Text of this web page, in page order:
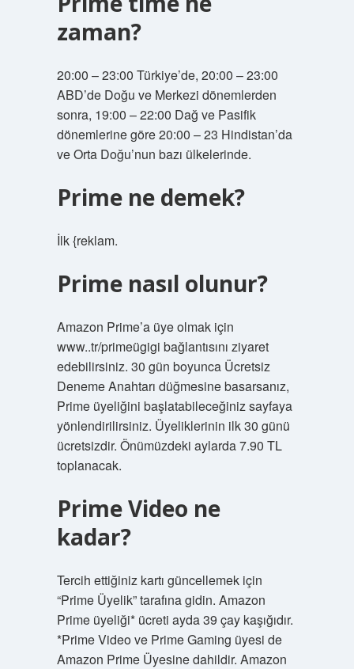
zaman?
20:00 – 23:00 Türkiye’de, 20:00 – 23:00
ABD’de Doğu ve Merkezi dönemlerden
sonra, 19:00 – 22:00 Dağ ve Pasifik
dönemlerine göre 20:00 – 23 Hindistan’da
ve Orta Doğu’nun bazı ülkelerinde.
Prime ne demek?
İlk {reklam.
Prime nasıl olunur?
Amazon Prime’a üye olmak için
www..tr/primeügigi bağlantısını ziyaret
edebilirsiniz. 30 gün boyunca Ücretsiz
Deneme Anahtarı düğmesine basarsanız,
Prime üyeliğini başlatabileceğiniz sayfaya
yönlendirilirsiniz. Üyeliklerinin ilk 30 günü
ücretsizdir. Önümüzdeki aylarda 7.90 TL
toplanacak.
Prime Video ne
kadar?
Tercih ettiğiniz kartı güncellemek için
“Prime Üyelik” tarafına gidin. Amazon
Prime üyeliği* ücreti ayda 39 çay kaşığıdır.
*Prime Video ve Prime Gaming üyesi de
Amazon Prime Üyesine dahildir. Amazon